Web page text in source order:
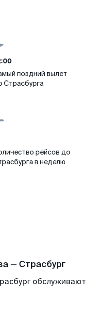
поздний вылет
Страсбурга
рейсов до
в неделю
— Страсбург
обслуживают